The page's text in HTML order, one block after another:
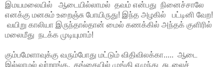
இமயமலையில் ஆடையில்லாமல் தவம் என்பது நினைச்சாலே
எனக்கு மனசும் உறைஞ்சு போயிருது! இந்த அழகில் பட்டினி வேற!
வயிறு காலியா இருந்தால்தான் மைல் கணக்கில் அந்தக் குளிரில்
மலைமீது நடக்க முடியுமாம்!
கும்பமேளாவுக்கு வரும்போது மட்டும் விதிவிலக்கா..... ஆடை
இல்லாமல் வர்றாங்க. கங்கையில் முங்கி எழுந்து சுடலைச்